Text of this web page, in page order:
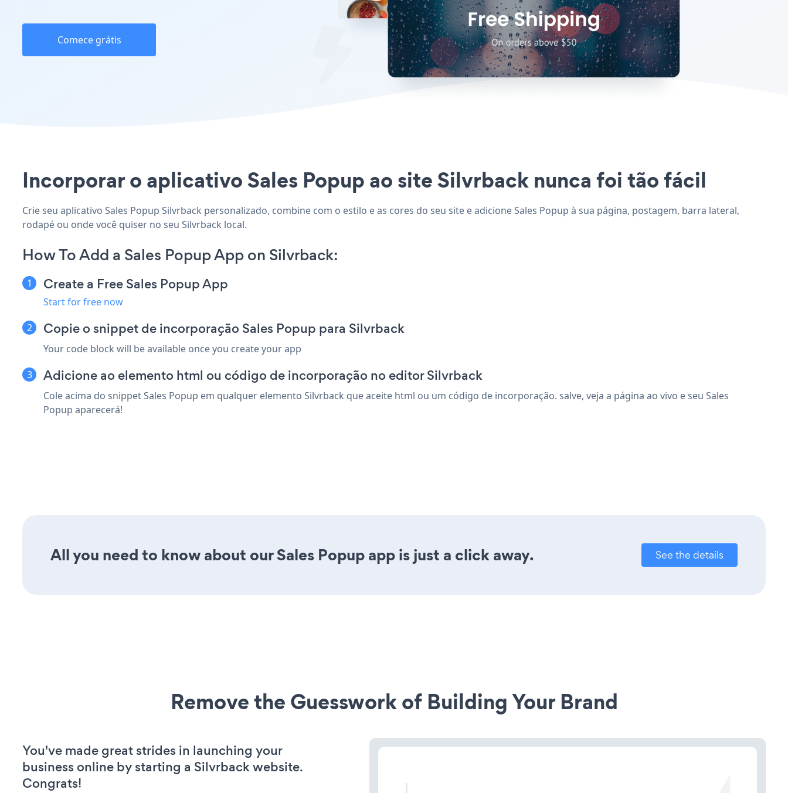
Comece grátis
Incorporar o aplicativo Sales Popup ao site Silvrback nunca foi tão fácil
Crie seu aplicativo Sales Popup Silvrback personalizado, combine com o estilo e as cores do seu site e adicione Sales Popup à sua página, postagem, barra lateral,
rodapé ou onde você quiser no seu Silvrback local.
How To Add a Sales Popup App on Silvrback:
Create a Free Sales Popup App
Start for free now
Copie o snippet de incorporação Sales Popup para Silvrback
Your code block will be available once you create your app
Adicione ao elemento html ou código de incorporação no editor Silvrback
Cole acima do snippet Sales Popup em qualquer elemento Silvrback que aceite html ou um código de incorporação. salve, veja a página ao vivo e seu Sales
Popup aparecerá!
All you need to know about our Sales Popup app is just a click away. See the details
Remove the Guesswork of Building Your Brand
You've made great strides in launching your
business online by starting a Silvrback website.
Congrats!